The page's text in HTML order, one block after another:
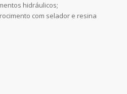
hidráulicos;
com selador e resina